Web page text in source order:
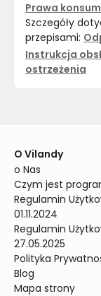
Prawa
Szczegóły
przepisami:
Instrukcja
ostrzeżenia
O Vilandy
o Nas
Czym jest
Regulamin
01.11.2024
Regulamin
27.05.2025
Polityka
Blog
Mapa strony